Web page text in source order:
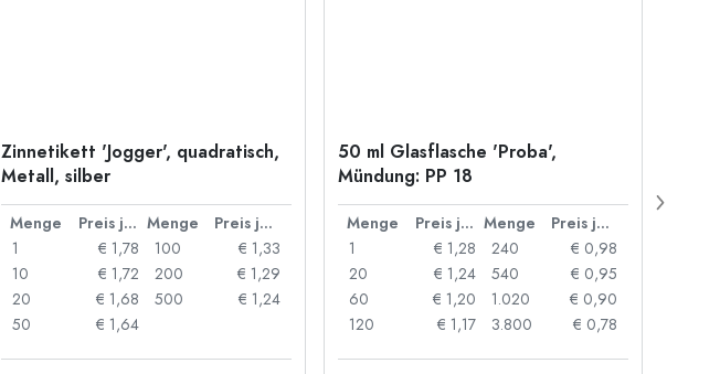
Zinnetikett 'Jogger', quadratisch,
Metall, silber
Menge Preis je Stück Menge
Preis je Stück
1
€ 1,78
10
€ 1,72
20
€ 1,68
50
€ 1,64
100
€ 1,33
200
€ 1,29
500
€ 1,24
50 ml Glasflasche 'Proba',
Mündung: PP 18
Menge Preis je Stück Menge
Preis je Stück
1
€ 1,28
20
€ 1,24
60
€ 1,20
120
€ 1,17
240
€ 0,98
540
€ 0,95
1.020
€ 0,90
3.800
€ 0,78